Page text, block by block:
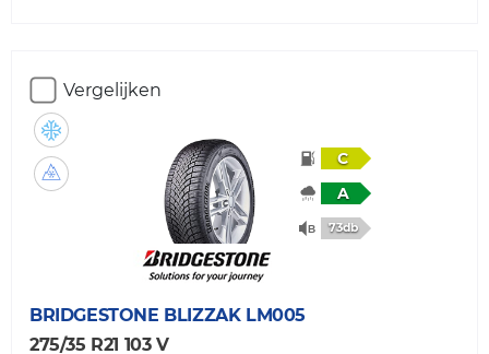
Vergelijken
C
A
73db
BRIDGESTONE BLIZZAK LM005
275/35 R21 103 V